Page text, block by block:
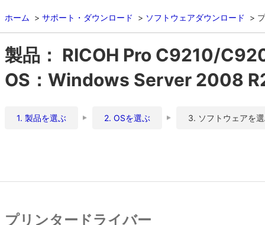
ホーム サポート・ダウンロード ソフトウェアダウンロード
製品： RICOH Pro C9210/
OS：Windows Server 2008
1. 製品を選ぶ 2. OSを選ぶ 3. ソフトウェアを
プリンタードライバー